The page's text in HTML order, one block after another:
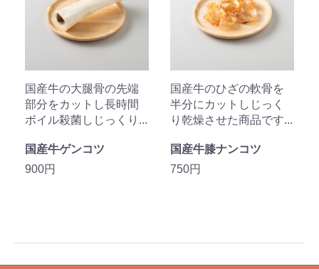
国産牛の大腿骨の先端
部分をカットし長時間
ボイル殺菌しじっくり...
国産牛ゲンコツ
900円
国産牛のひざの軟骨を
半分にカットしじっく
り乾燥させた商品です...
国産牛膝ナンコツ
750円